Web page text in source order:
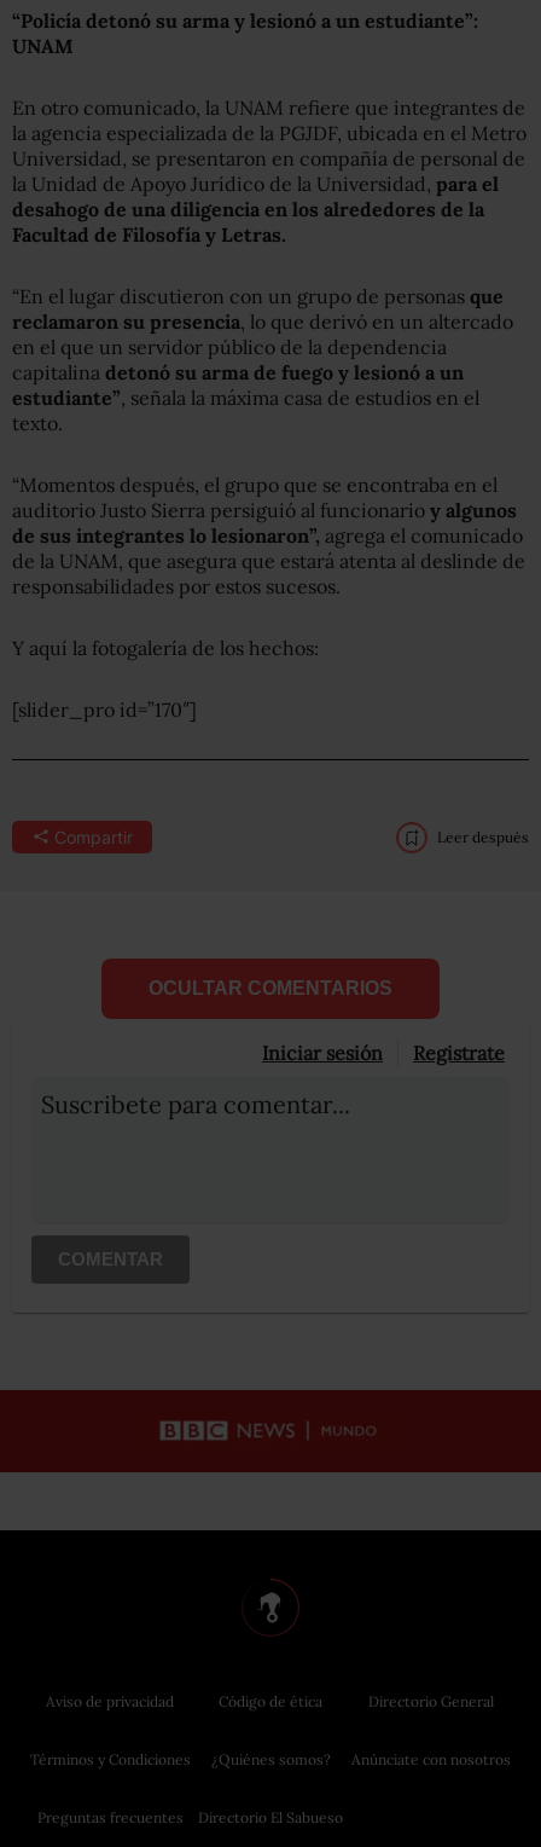
“Policía detonó su arma y lesionó a un estudiante”:
UNAM
En otro comunicado, la UNAM refiere que integrantes de
la agencia especializada de la PGJDF, ubicada en el Metro
Universidad, se presentaron en compañía de personal de
la Unidad de Apoyo Jurídico de la Universidad, para el
desahogo de una diligencia en los alrededores de la
Facultad de Filosofía y Letras.
“En el lugar discutieron con un grupo de personas que
reclamaron su presencia , lo que derivó en un altercado
en el que un servidor público de la dependencia
capitalina detonó su arma de fuego y lesionó a un
estudiante” , señala la máxima casa de estudios en el
texto.
“Momentos después, el grupo que se encontraba en el
auditorio Justo Sierra persiguió al funcionario y algunos
de sus integrantes lo lesionaron”, agrega el comunicado
de la UNAM, que asegura que estará atenta al deslinde de
responsabilidades por estos sucesos.
Y aquí la fotogalería de los hechos:
[slider_pro id=”170″]
Compartir Leer después
OCULTAR COMENTARIOS
Iniciar sesión Registrate
Suscribete para comentar...
COMENTAR
Aviso de privacidad
Términos y Condiciones
Preguntas frecuentes
Código de ética
¿Quiénes somos?
Directorio El Sabueso
Directorio General
Anúnciate con nosotros